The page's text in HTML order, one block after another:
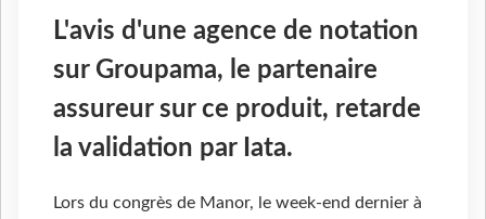
L'avis d'une agence de notation
sur Groupama, le partenaire
assureur sur ce produit, retarde
la validation par Iata.
Lors du congrès de Manor, le week-end dernier à